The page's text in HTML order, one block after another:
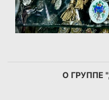
О ГРУППЕ